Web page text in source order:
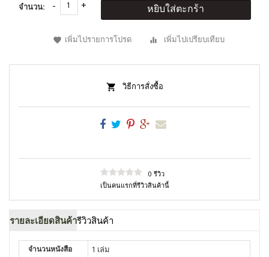
จำนวน: หยิบใส่ตะกร้า
เพิ่มไปรายการโปรด เพิ่มไปเปรียบเทียบ
วิธีการสั่งซื้อ
0 รีวิว
เป็นคนแรกที่รีวิวสินค้านี้
รายละเอียดสินค้ารีวิวสินค้า
จำนวนหนังสือ 1 เล่ม